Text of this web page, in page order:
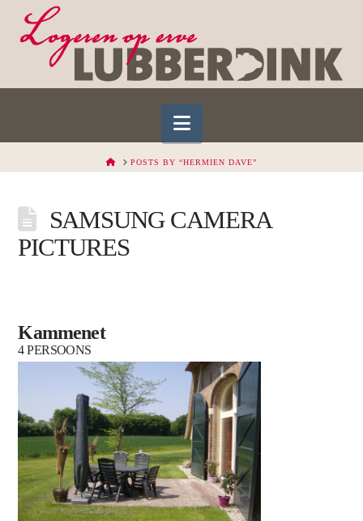
Navigation
HOMEPOSTS BY “HERMIEN DAVE”
SAMSUNG CAMERA
PICTURES
Kammenet
4 PERSOONS